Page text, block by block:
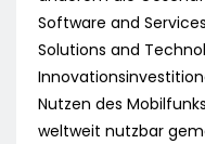
Software and
Solutions and
Nutzen des
weltweit nutzbar